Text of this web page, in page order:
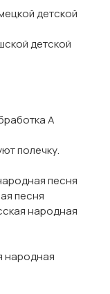
детской
детской
А
полечку.
песня
песня
народная
народная